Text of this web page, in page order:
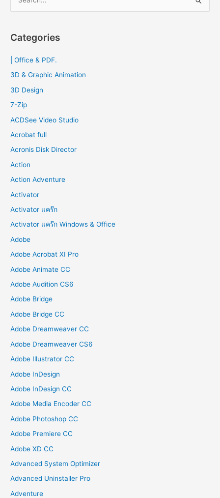
r
f
o
Categories
| Office & PDF.
3D & Graphic Animation
3D Design
7-Zip
ACDSee Video Studio
Acrobat full
Acronis Disk Director
Action
Action Adventure
Activator
Activator แคร๊ก
Activator แคร๊ก Windows & Office
Adobe
Adobe Acrobat XI Pro
Adobe Animate CC
Adobe Audition CS6
Adobe Bridge
Adobe Bridge CC
Adobe Dreamweaver CC
Adobe Dreamweaver CS6
Adobe Illustrator CC
Adobe InDesign
Adobe InDesign CC
Adobe Media Encoder CC
Adobe Photoshop CC
Adobe Premiere CC
Adobe XD CC
Advanced System Optimizer
Advanced Uninstaller Pro
Adventure